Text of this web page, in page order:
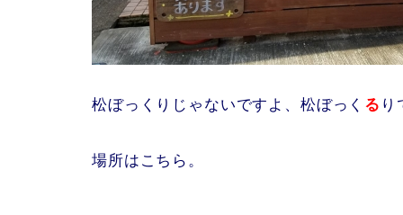
松ぼっくりじゃないですよ、松ぼっく る り
場所はこちら。